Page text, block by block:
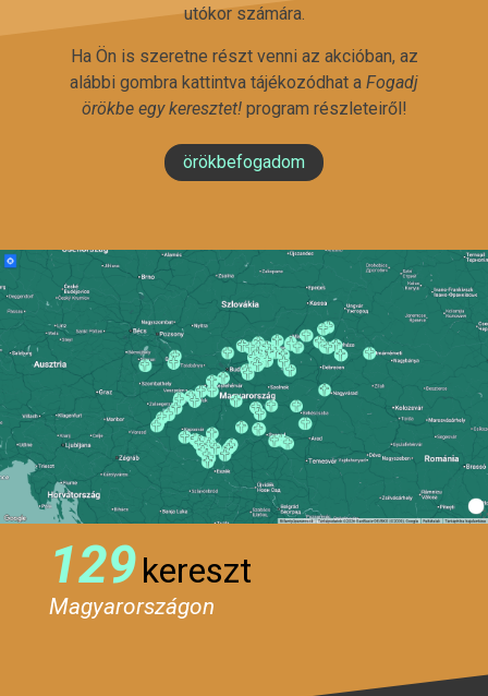
utókor számára.
Ha Ön is szeretne részt venni az akcióban, az
alábbi gombra kattintva tájékozódhat a Fogadj
örökbe egy keresztet!program részleteiről!
örökbefogadom
129kereszt
Magyarországon